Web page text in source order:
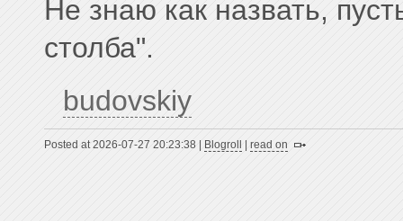
Не знаю как назвать,
столба".
budovskiy
Posted at 2026-07-27 20:23:38 | Blogroll read on